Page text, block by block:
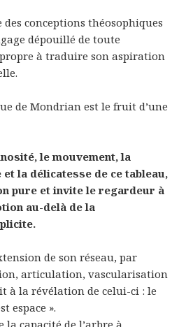
des conceptions théosophiques
dépouillé de toute
à traduire son aspiration
de Mondrian est le fruit d’une
le mouvement, la
la délicatesse de ce tableau,
pure et invite le regardeur à
au-delà de la
de son réseau, par
articulation, vascularisation
à la révélation de celui-ci : le
espace ».